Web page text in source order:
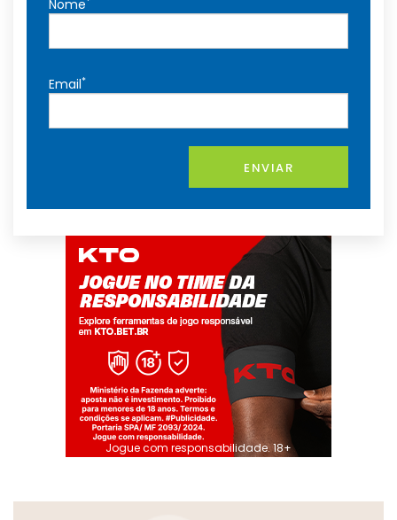
Nome
Email*
ENVIAR
Jogue com responsabilidade. 18+